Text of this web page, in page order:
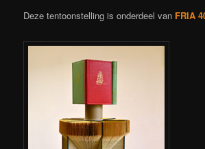
Deze tentoonstelling is onderdeel van FRIA